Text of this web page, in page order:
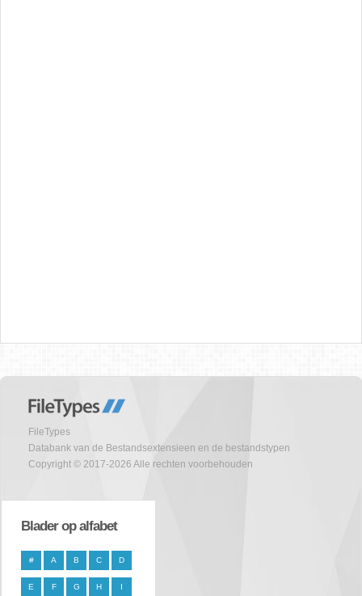
FileTypes
Databank van de Bestandsextensieen en de bestandstypen
Copyright © 2017-2026 Alle rechten voorbehouden
Blader op alfabet
# A B C D
E F G H I